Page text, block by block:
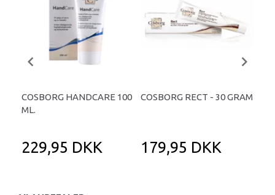
COSBORG HANDCARE 100
ML.
229,95 DKK
COSBORG RECT - 30 GRAM
179,95 DKK